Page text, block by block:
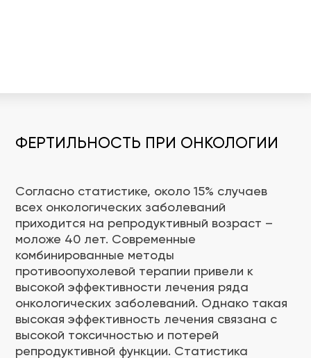
ФЕРТИЛЬНОСТЬ ПРИ ОНКОЛОГИИ
Согласно статистике, около 15% случаев
всех онкологических заболеваний
приходится на репродуктивный возраст –
моложе 40 лет. Современные
комбинированные методы
противоопухолевой терапии привели к
высокой эффективности лечения ряда
онкологических заболеваний. Однако такая
высокая эффективность лечения связана с
высокой токсичностью и потерей
репродуктивной функции. Статистика